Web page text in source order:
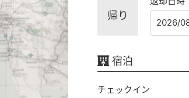
帰り
宿泊
チェックイン